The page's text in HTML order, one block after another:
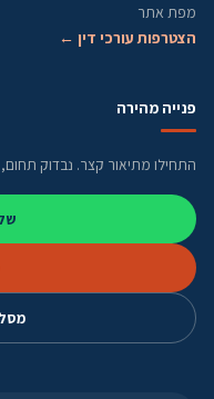
מפת אתר
הצטרפות עורכי דין ←
פנייה מהירה
התחילו מתיאור קצר. נבדוק